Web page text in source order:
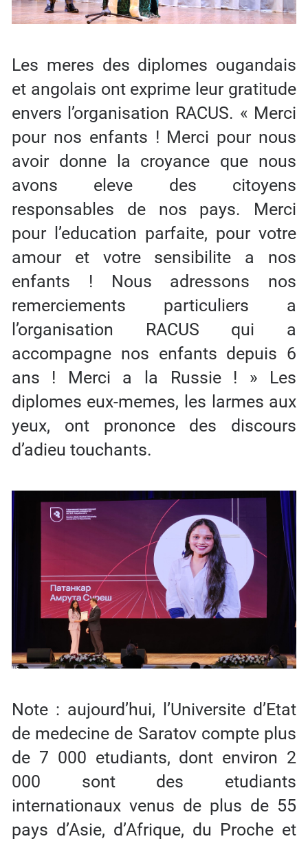
Les meres des diplomes ougandais
et angolais ont exprime leur gratitude
envers l’organisation RACUS. « Merci
pour nos enfants ! Merci pour nous
avoir donne la croyance que nous
avons eleve des citoyens
responsables de nos pays. Merci
pour l’education parfaite, pour votre
amour et votre sensibilite a nos
enfants ! Nous adressons nos
remerciements particuliers a
l’organisation RACUS qui a
accompagne nos enfants depuis 6
ans ! Merci a la Russie ! » Les
diplomes eux-memes, les larmes aux
yeux, ont prononce des discours
d’adieu touchants.
Note : aujourd’hui, l’Universite d’Etat
de medecine de Saratov compte plus
de 7 000 etudiants, dont environ 2
000 sont des etudiants
internationaux venus de plus de 55
pays d’Asie, d’Afrique, du Proche et